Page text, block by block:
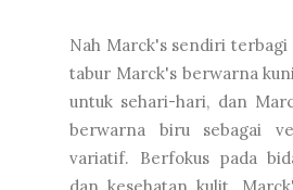
Nah Marck's sendiri terbagi
tabur Marck's berwarna
untuk sehari-hari, dan
berwarna biru sebagai
variatif. Berfokus pada